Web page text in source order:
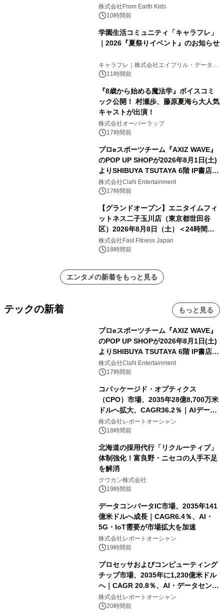
(日)開催
株式会社From Earth Kids
10時間前
学園生活コミュニティ「キャラフレ」
｜2026『夏祭りイベント』のお知らせ
キャラフレ｜株式会社エイプリル・データ・
デザインズ
11時間前
『8歳から始める魔法学』ボイスコミ
ック公開！ 村瀬歩、藤原夏海ら大人気
キャストが出演！
株式会社オーバーラップ
17時間前
プロeスポーツチーム『AXIZ WAVE』
のPOP UP SHOPが2026年8月1日(土)
よりSHIBUYA TSUTAYA 6階 IP書店で
開催決定！！
株式会社ClaN Entertainment
17時間前
【グランドオープン】エニタイムフィ
ットネス二子玉川店（東京都世田谷
区）2026年8月8日（土）＜24時間年
中無休のフィットネスジム＞
株式会社Fast Fitness Japan
18時間前
エンタメの新着をもっと見る
テックの新着 もっと見る
プロeスポーツチーム『AXIZ WAVE』
のPOP UP SHOPが2026年8月1日(土)
よりSHIBUYA TSUTAYA 6階 IP書店で
開催決定！！
株式会社ClaN Entertainment
17時間前
コパッケージド・オプティクス
（CPO）市場、2035年28億8,700万米
ドルへ拡大、CAGR36.2％｜AIデータ
センター・高速光通信需要が成長を加
速
株式会社レポートオーシャン
18時間前
北海道の採用代行「リクルーティブ」
体制強化！富良野・ニセコの人手不足
を解消
クウカン株式会社
19時間前
データコンバータIC市場、2035年141
億米ドルへ成長｜CAGR6.4％、AI・
5G・IoT需要が市場拡大を加速
株式会社レポートオーシャン
19時間前
プロセッサおよびコンピューティング
チップ市場、2035年に1,230億米ドル
へ｜CAGR 20.8％、AI・データセンタ
ー需要が成長を牽引
株式会社レポートオーシャン
20時間前